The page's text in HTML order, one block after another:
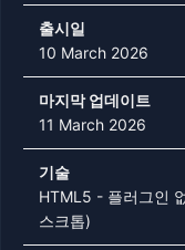
출시일
10 March 2026
마지막 업데이트
11 March 2026
기술
HTML5 - 플러그인
스크톱)